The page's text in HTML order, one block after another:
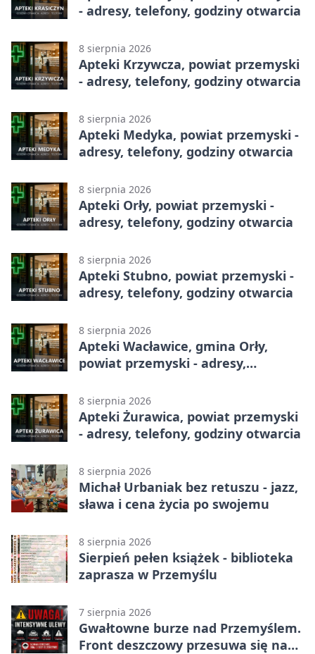
- adresy, telefony, godziny otwarcia
8 sierpnia 2026
Apteki Krzywcza, powiat przemyski
- adresy, telefony, godziny otwarcia
8 sierpnia 2026
Apteki Medyka, powiat przemyski -
adresy, telefony, godziny otwarcia
8 sierpnia 2026
Apteki Orły, powiat przemyski -
adresy, telefony, godziny otwarcia
8 sierpnia 2026
Apteki Stubno, powiat przemyski -
adresy, telefony, godziny otwarcia
8 sierpnia 2026
Apteki Wacławice, gmina Orły,
powiat przemyski - adresy,
8 sierpnia 2026
Apteki Żurawica, powiat przemyski
- adresy, telefony, godziny otwarcia
8 sierpnia 2026
Michał Urbaniak bez retuszu - jazz,
sława i cena życia po swojemu
8 sierpnia 2026
Sierpień pełen książek - biblioteka
zaprasza w Przemyślu
7 sierpnia 2026
Gwałtowne burze nad Przemyślem.
Front deszczowy przesuwa się na